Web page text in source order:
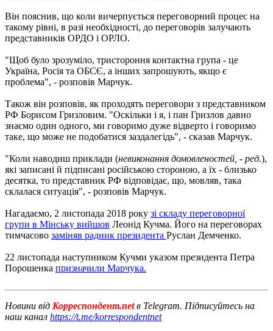
Він пояснив, що коли вичерпується переговорний процес на
такому рівні, в разі необхідності, до переговорів залучають
представників ОРДО і ОРЛО.
"Щоб було зрозуміло, тристороння контактна група - це
Україна, Росія та ОБСЄ, а інших запрошують, якщо є
проблема", - розповів Марчук.
Також він розповів, як проходять переговори з представником
РФ Борисом Гризловим. "Оскільки і я, і пан Гризлов давно
знаємо один одного, ми говоримо дуже відверто і говоримо
таке, що може не подобатися заздалегідь", - сказав Марчук.
"Коли наводиш приклади (невиконання домовленостей, - ред.),
які записані й підписані російською стороною, а їх - близько
десятка, то представник РФ відповідає, що, мовляв, така
склалася ситуація", - розповів Марчук.
Нагадаємо, 2 листопада 2018 року зі складу переговорної
групи в Мінську вийшов Леонід Кучма. Його на переговорах
тимчасово заміняв радник президента Руслан Демченко.
22 листопада наступником Кучми указом президента Петра
Порошенка призначили Марчука.
Новини від Корреспондент.netв Telegram. Підписуйтесь на
наш канал https://t.me/korrespondentnet